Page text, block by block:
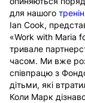
для нашого
Ian Cook,
«Work with Maria
тривале
часом. Ми вже
співпрацю з
дітьми, які
Коли Марк